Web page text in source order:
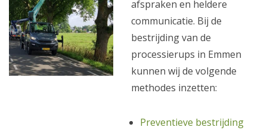
afspraken en heldere
communicatie. Bij de
bestrijding van de
processierups in Emmen
kunnen wij de volgende
methodes inzetten:
Preventieve bestrijding